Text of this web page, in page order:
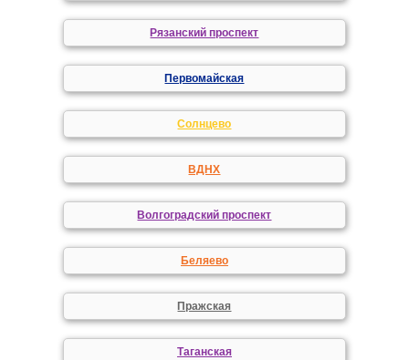
Рязанский проспект
Первомайская
Солнцево
ВДНХ
Волгоградский проспект
Беляево
Пражская
Таганская